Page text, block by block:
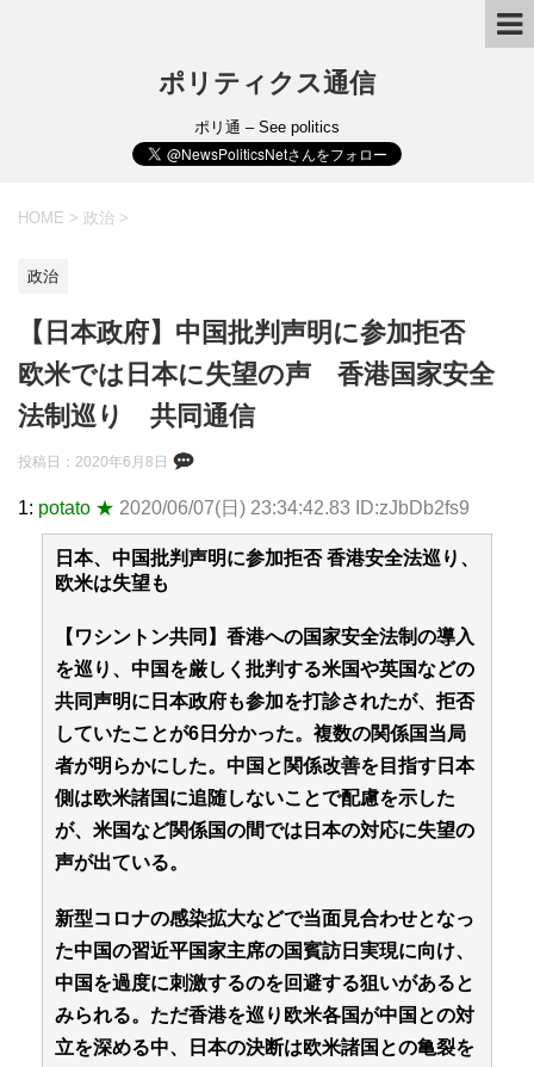
ポリティクス通信
ポリ通 – See politics
HOME > 政治 >
政治
【日本政府】中国批判声明に参加拒否
欧米では日本に失望の声 香港国家安全
法制巡り 共同通信
投稿日： 2020年6月8日
1: potato ★ 2020/06/07(日) 23:34:42.83 ID:zJbDb2fs9
日本、中国批判声明に参加拒否 香港安全法巡り、
欧米は失望も
【ワシントン共同】香港への国家安全法制の導入
を巡り、中国を厳しく批判する米国や英国などの
共同声明に日本政府も参加を打診されたが、拒否
していたことが6日分かった。複数の関係国当局
者が明らかにした。中国と関係改善を目指す日本
側は欧米諸国に追随しないことで配慮を示した
が、米国など関係国の間では日本の対応に失望の
声が出ている。
新型コロナの感染拡大などで当面見合わせとなっ
た中国の習近平国家主席の国賓訪日実現に向け、
中国を過度に刺激するのを回避する狙いがあると
みられる。ただ香港を巡り欧米各国が中国との対
立を深める中、日本の決断は欧米諸国との亀裂を